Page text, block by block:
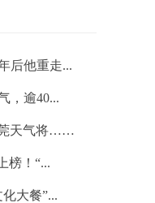
后他重走...
，逾40...
莞天气将……
榜！“...
大餐”...